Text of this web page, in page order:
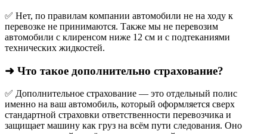
✅ Нет, по правилам компании автомобили не на ходу к
перевозке не принимаются. Также мы не перевозим
автомобили с клиренсом ниже 12 см и с подтеканиями
технических жидкостей.
➜ Что такое дополнительно страхование?
✅ Дополнительное страхование — это отдельный полис
именно на ваш автомобиль, который оформляется сверх
стандартной страховки ответственности перевозчика и
защищает машину как груз на всём пути следования. Оно